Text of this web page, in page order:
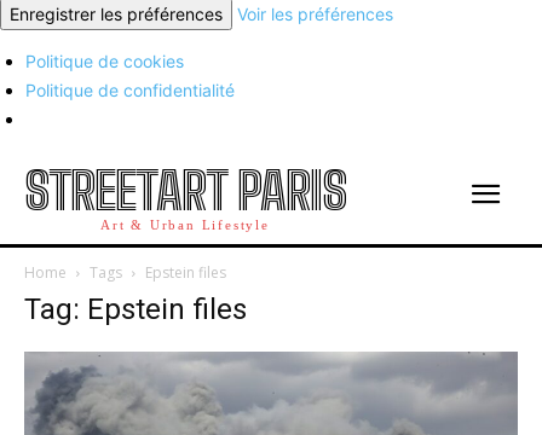
Enregistrer les préférences
Voir les préférences
Politique de cookies
Politique de confidentialité
STREETART PARIS
Art & Urban Lifestyle
Home Tags Epstein files
Tag: Epstein files